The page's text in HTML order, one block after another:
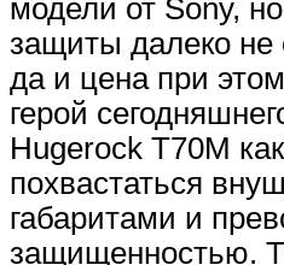
модели от Sony,
защиты далеко не
да и цена при
герой
Hugerock T70M
похвастаться
габаритами и
защищенностью.